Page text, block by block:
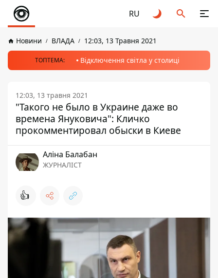
RU
Новини ВЛАДА 12:03, 13 Травня 2021
ТОПТЕМА: Відключення світла у столиці
12:03, 13 травня 2021
"Такого не было в Украине даже во
времена Януковича": Кличко
прокомментировал обыски в Киеве
Аліна Балабан
ЖУРНАЛІСТ
👍